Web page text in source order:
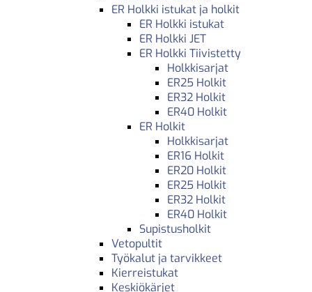
ER Holkki istukat ja holkit
ER Holkki istukat
ER Holkki JET
ER Holkki Tiivistetty
Holkkisarjat
ER25 Holkit
ER32 Holkit
ER40 Holkit
ER Holkit
Holkkisarjat
ER16 Holkit
ER20 Holkit
ER25 Holkit
ER32 Holkit
ER40 Holkit
Supistusholkit
Vetopultit
Työkalut ja tarvikkeet
Kierreistukat
Keskiökärjet